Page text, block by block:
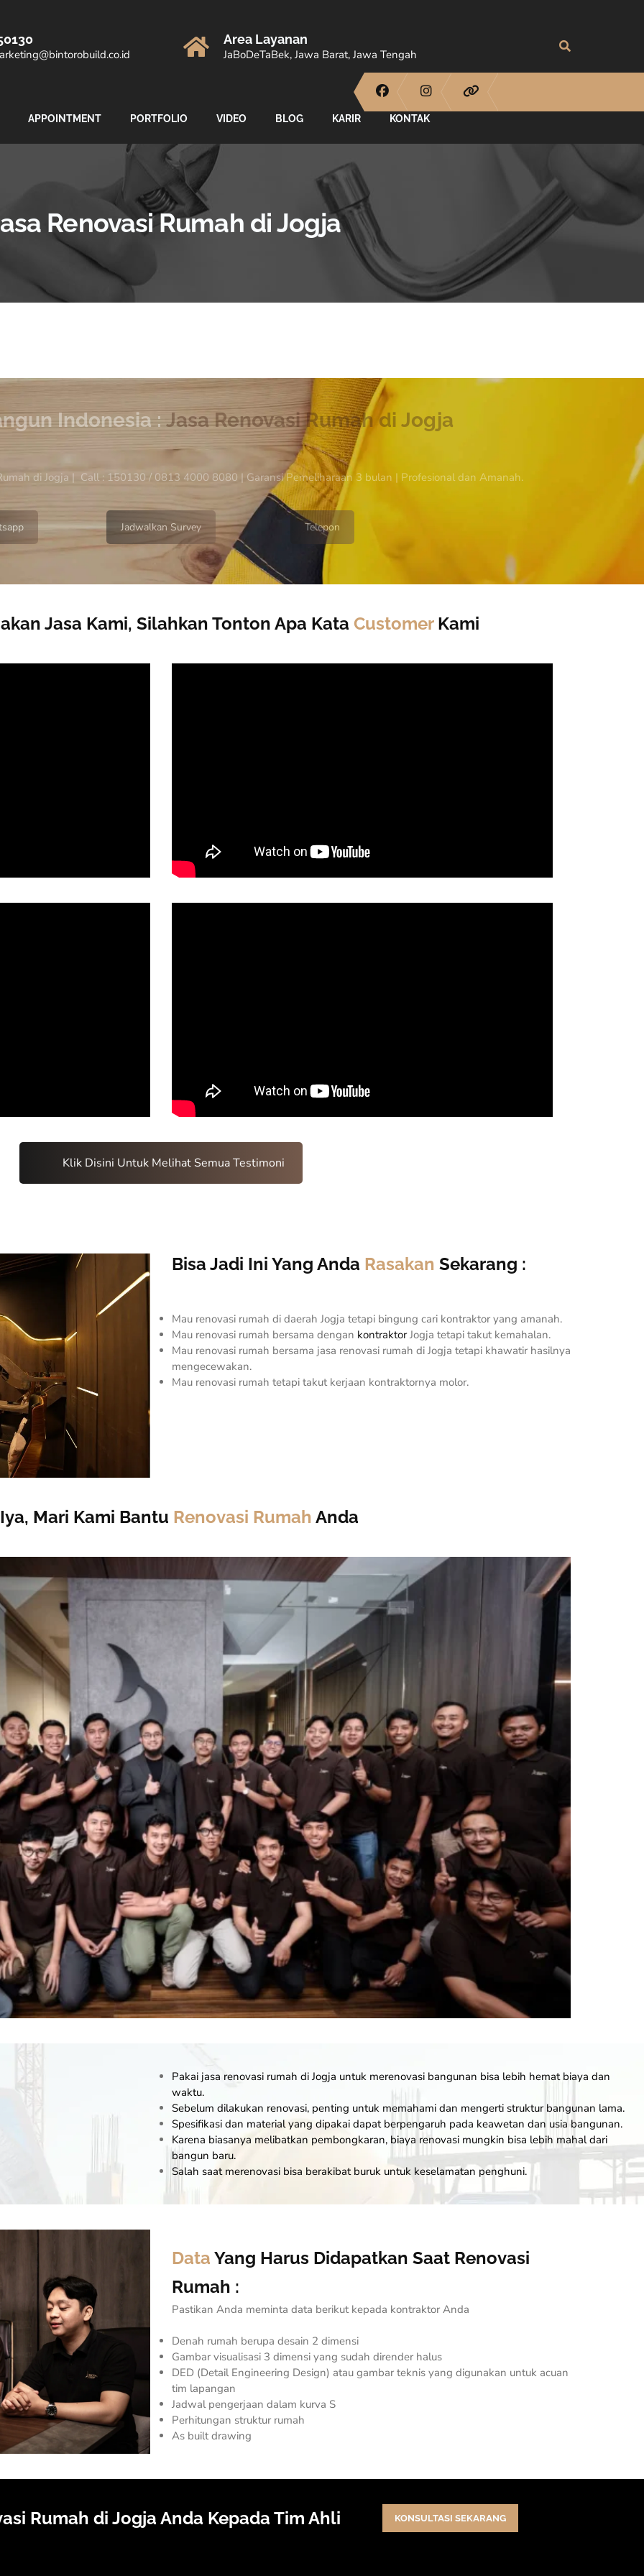
Area Layanan
JaBoDeTaBek, Jawa Barat, Jawa Tengah
APPOINTMENT PORTFOLIO VIDEO BLOG KARIR KONTAK
Renovasi Rumah di Jogja
Indonesia :Jasa Renovasi Rumah di Jogja
di Jogja | Call : 150130 / 0813 4000 8080 | Garansi Pemeliharaan 3 bulan | Profesional dan Amanah.
Jadwalkan Survey Telepon
Jasa Kami, Silahkan Tonton Apa Kata CustomerKami
Klik Disini Untuk Melihat Semua Testimoni
Bisa Jadi Ini Yang Anda Rasakan Sekarang :
Mau renovasi rumah di daerah Jogja tetapi bingung cari kontraktor yang amanah.
Mau renovasi rumah bersama dengan kontraktorJogja tetapi takut kemahalan.
Mau renovasi rumah bersama jasa renovasi rumah di Jogja tetapi khawatir hasilnya
mengecewakan.
Mau renovasi rumah tetapi takut kerjaan kontraktornya molor.
Mari Kami Bantu Renovasi Rumah Anda
Pakai jasa renovasi rumah di Jogja untuk merenovasi bangunan bisa lebih hemat biaya dan
waktu.
Sebelum dilakukan renovasi, penting untuk memahami dan mengerti strukturbangunan lama.
Spesifikasi dan material yang dipakai dapat berpengaruh pada keawetan dan usia bangunan.
Karena biasanya melibatkan pembongkaran, biaya renovasi mungkin bisa lebih mahal dari
bangun baru.
Salah saat merenovasi bisa berakibat buruk untuk keselamatan penghuni.
Data Yang Harus Didapatkan Saat Renovasi
Rumah :
Pastikan Anda meminta data berikut kepada kontraktor Anda
Denah rumah berupa desain 2 dimensi
Gambar visualisasi 3 dimensi yang sudah dirender halus
DED (Detail Engineering Design) atau gambar teknis yang digunakan untuk acuan
tim lapangan
Jadwal pengerjaan dalam kurva S
Perhitungan struktur rumah
As built drawing
Rumah di Jogja Anda Kepada Tim Ahli KONSULTASI SEKARANG